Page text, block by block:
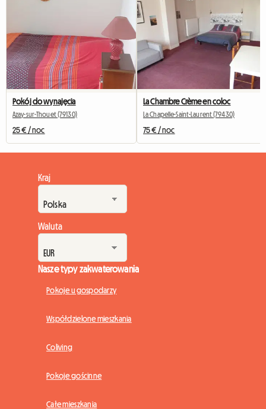
Pokój do wynajęcia
Azay-sur-Thouet (79130)
25 € / noc
La Chambre Crème en coloc
La Chapelle-Saint-Laurent (79430)
75 € / noc
Kraj
Waluta
Nasze typy zakwaterowania
Pokoje u gospodarzy
Współdzielone mieszkania
Coliving
Pokoje gościnne
Całe mieszkania